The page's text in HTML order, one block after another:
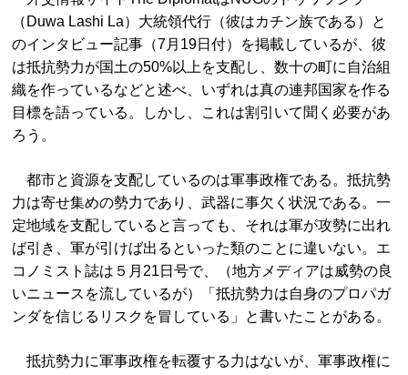
（Duwa Lashi La）大統領代行（彼はカチン族である）と
のインタビュー記事（7月19日付）を掲載しているが、彼
は抵抗勢力が国土の50%以上を支配し、数十の町に自治組
織を作っているなどと述べ、いずれは真の連邦国家を作る
目標を語っている。しかし、これは割引いて聞く必要があ
ろう。
都市と資源を支配しているのは軍事政権である。抵抗勢
力は寄せ集めの勢力であり、武器に事欠く状況である。一
定地域を支配していると言っても、それは軍が攻勢に出れ
ば引き、軍が引けば出るといった類のことに違いない。エ
コノミスト誌は５月21日号で、（地方メディアは威勢の良
いニュースを流しているが）「抵抗勢力は自身のプロパガ
ンダを信じるリスクを冒している」と書いたことがある。
抵抗勢力に軍事政権を転覆する力はないが、軍事政権に